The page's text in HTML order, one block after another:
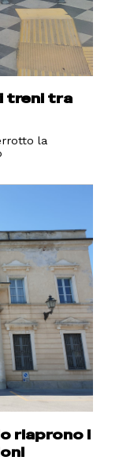
treni tra
la
riaprono i